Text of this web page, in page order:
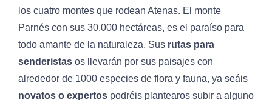
los cuatro montes que rodean Atenas. El monte
Parnés con sus 30.000 hectáreas, es el paraíso para
todo amante de la naturaleza. Sus rutas para
senderistas os llevarán por sus paisajes con
alrededor de 1000 especies de flora y fauna, ya seáis
novatos o expertos podréis plantearos subir a alguno